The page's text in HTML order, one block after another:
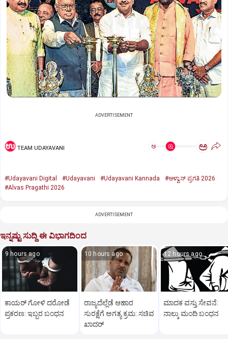
ADVERTISEMENT
TEAM UDAYAVANI ಅ ಅ
#Udayavani Digital #Udayavani #Udayavani Kannada
#ಆಳ್ವಾಸ್‌ ಪ್ರಗತಿ 2026
#Alvas Pragathi 2026
ADVERTISEMENT
ಇನ್ನಷ್ಟು ಸುದ್ದಿ ಈ ವಿಭಾಗದಿಂದ
9 hours ago
ಕಾಯರ್ ಗೋಳಿ ದರೋಡೆ
ಪ್ರಕರಣ: ಇಬ್ಬರ ಬಂಧನ
10 hours ago
ರಾಜ್ಯದೆಲ್ಲೆಡೆ ಆಹಾರ
ಸುರಕ್ಷೆಗೆ ಅಗತ್ಯ ಕ್ರಮ: ಸಚಿವ
ಖಾದರ್
12 hours ago
ಮಾದಕ ವಸ್ತು ಸೇವನೆ:
ನಾಲ್ಕು ಮಂದಿ ಬಂಧನ